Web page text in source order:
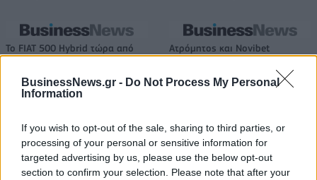
BusinessNews.gr - Do Not Process My Personal
Information
If you wish to opt-out of the sale, sharing to third parties, or
processing of your personal or sensitive information for
targeted advertising by us, please use the below opt-out
section to confirm your selection. Please note that after your
Το FIAT 500 Hybrid τώρα από
18.990 ευρώ
Ατρόμητος και Novibet
συνεχίζουν μαζί: Ανανέωση της
συνεργασίας τους μέχρι το
2028
18η συνεχόμενη χρονιά για τον ΟΤΕ στη διεθνή σειρά δεικτών
FTSE4Good